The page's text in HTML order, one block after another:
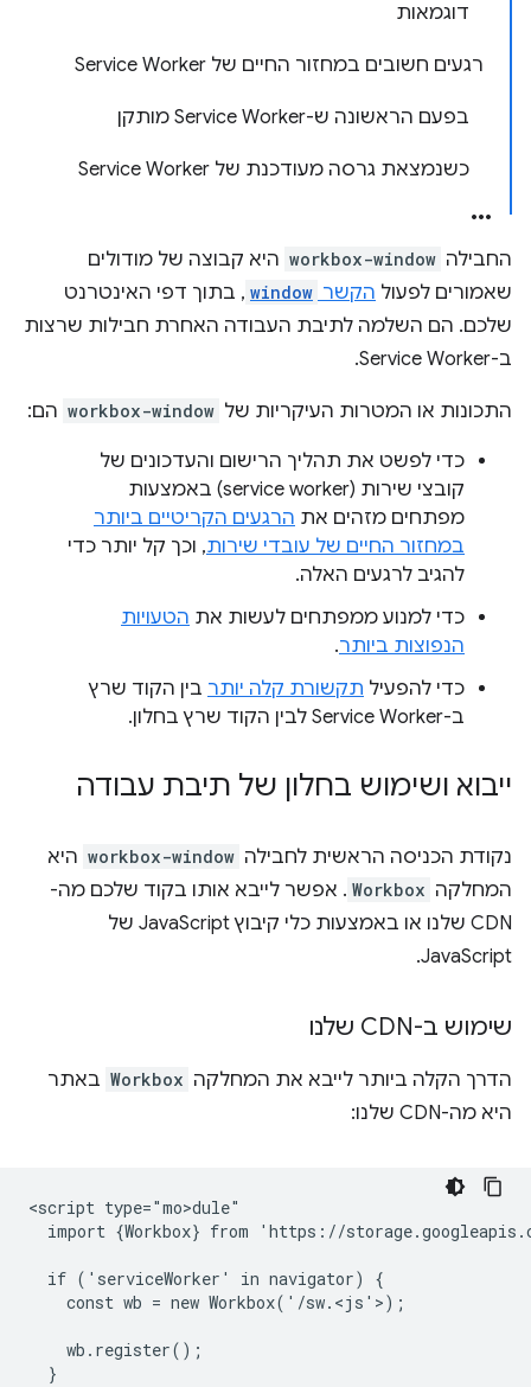
דוגמאות
רגעים חשובים במחזור החיים של Service Worker
בפעם הראשונה ש-Service Worker מותקן
כשנמצאת גרסה מעודכנת של Service Worker
החבילה workbox-window היא קבוצה של מודולים
שאמורים לפעול הקשר window , בתוך דפי האינטרנט
שלכם. הם השלמה לתיבת העבודה האחרת חבילות שרצות
ב-Service Worker.
התכונות או המטרות העיקריות של workbox-window הם:
כדי לפשט את תהליך הרישום והעדכונים של
קובצי שירות (service worker) באמצעות
מפתחים מזהים את הרגעים הקריטיים ביותר
במחזור החיים של עובדי שירות, וכך קל יותר כדי
להגיב לרגעים האלה.
כדי למנוע ממפתחים לעשות את הטעויות
הנפוצות ביותר.
כדי להפעיל תקשורת קלה יותר בין הקוד שרץ
ב-Service Worker לבין הקוד שרץ בחלון.
ייבוא ושימוש בחלון של תיבת עבודה
נקודת הכניסה הראשית לחבילה workbox-window היא
המחלקה Workbox . אפשר לייבא אותו בקוד שלכם מה-
CDN שלנו או באמצעות כלי קיבוץ JavaScript של
JavaScript.
שימוש ב-CDN שלנו
הדרך הקלה ביותר לייבא את המחלקה Workbox באתר
היא מה-CDN שלנו:
<script type="mo>dule"
import {Workbox} from 'https://
  if ('serviceWorker' in navigator) {
    const wb = new Workbox('/sw.<js'>)
;
    wb.register();
  }